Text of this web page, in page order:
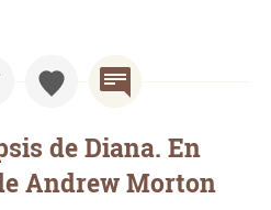
de Diana. En
Andrew Morton